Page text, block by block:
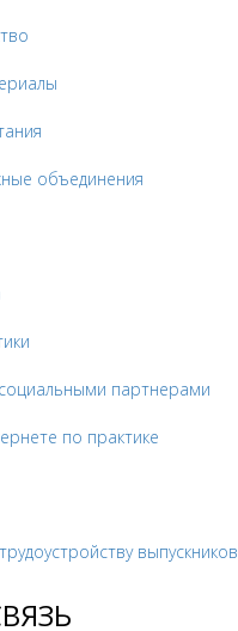
объединения
партнерами
по практике
выпускников